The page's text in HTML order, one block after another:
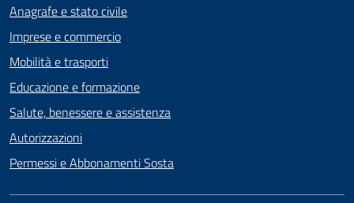
Anagrafe e stato civile
Imprese e commercio
Mobilità e trasporti
Educazione e formazione
Salute, benessere e assistenza
Autorizzazioni
Permessi e Abbonamenti Sosta